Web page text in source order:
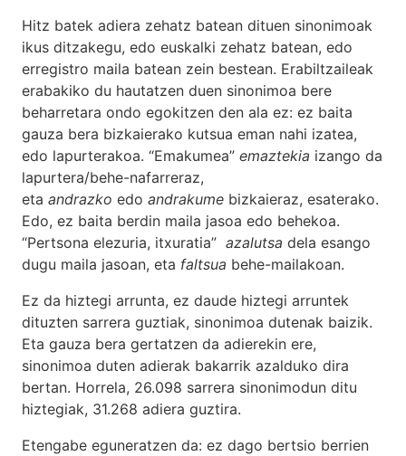
Hitz batek adiera zehatz batean dituen sinonimoak
ikus ditzakegu, edo euskalki zehatz batean, edo
erregistro maila batean zein bestean. Erabiltzaileak
erabakiko du hautatzen duen sinonimoa bere
beharretara ondo egokitzen den ala ez: ez baita
gauza bera bizkaierako kutsua eman nahi izatea,
edo lapurterakoa. “Emakumea” emaztekia izango da
lapurtera/behe-nafarreraz,
eta andrazko edo andrakume bizkaieraz, esaterako.
Edo, ez baita berdin maila jasoa edo behekoa.
“Pertsona elezuria, itxuratia” azalutsa dela esango
dugu maila jasoan, eta faltsua behe-mailakoan.
Ez da hiztegi arrunta, ez daude hiztegi arruntek
dituzten sarrera guztiak, sinonimoa dutenak baizik.
Eta gauza bera gertatzen da adierekin ere,
sinonimoa duten adierak bakarrik azalduko dira
bertan. Horrela, 26.098 sarrera sinonimodun ditu
hiztegiak, 31.268 adiera guztira.
Etengabe eguneratzen da: ez dago bertsio berrien